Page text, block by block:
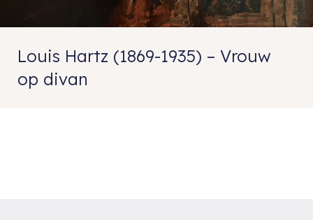
Louis Hartz (1869-1935) – Vrouw
op divan